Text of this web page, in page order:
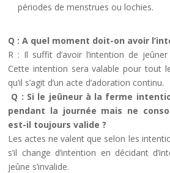
périodes de menstrues ou lochies.
Q : A quel moment doit-on avoir
R : Il suffit d’avoir l’intention de
Cette intention sera valable pour tout
qu’il s’agit d’un acte d’adoration continu.
Q : Si le jeûneur à la ferme
pendant la journée mais ne
est-il toujours valide ?
Les actes ne valent que selon les
s’il change d’intention en décidant
jeûne s’invalide.